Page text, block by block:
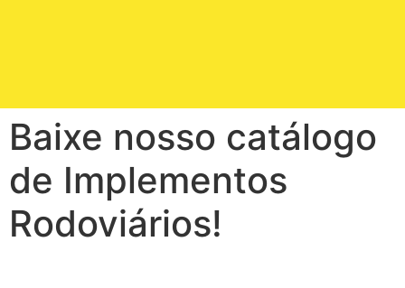
Baixe nosso catálogo
de Implementos
Rodoviários!